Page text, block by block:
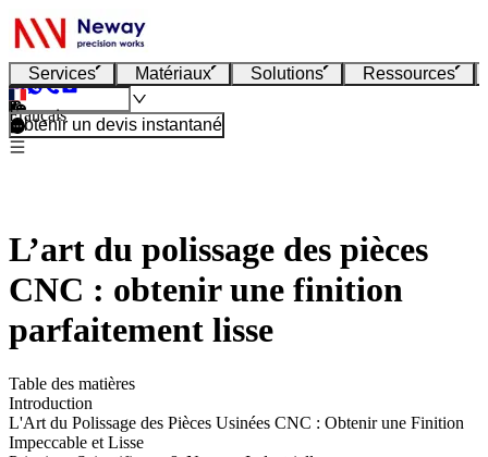
Services Matériaux Solutions Ressources
Français
Obtenir un devis instantané
L’art du polissage des pièces
CNC : obtenir une finition
parfaitement lisse
Table des matières
Introduction
L'Art du Polissage des Pièces Usinées CNC : Obtenir une Finition
Impeccable et Lisse